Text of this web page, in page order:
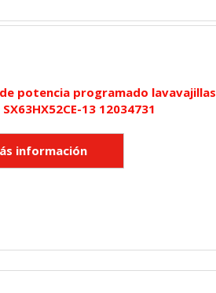
potencia programado lavavajillas
13 12034731